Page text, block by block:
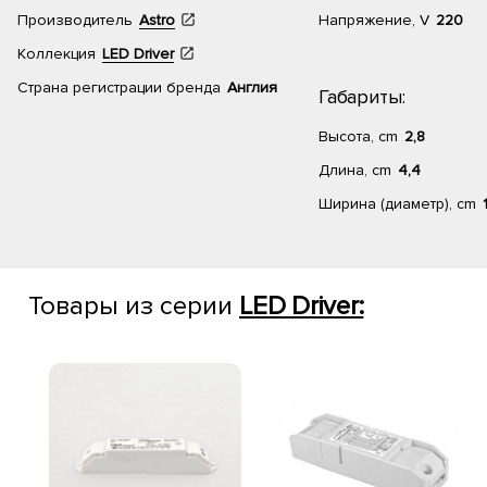
Производитель Astro
Коллекция LED Driver
Страна регистрации бренда Англия
Напряжение, V 220
Габариты:
Высота, cm 2,8
Длина, cm 4,4
Ширина (диаметр), cm
Товары из серии LED Driver: